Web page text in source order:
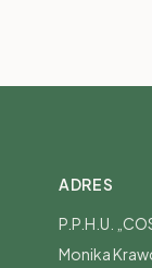
ADRES
P.P.H.U.
Monika